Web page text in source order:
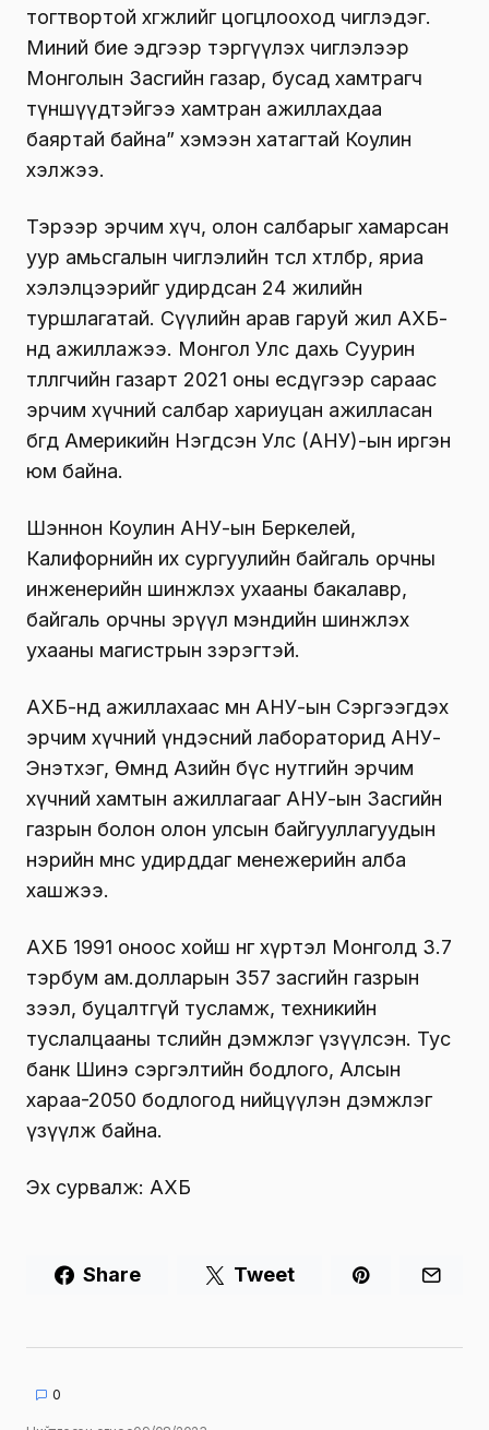
тогтвортой хөгжлийг цогцлооход чиглэдэг.
Миний бие эдгээр тэргүүлэх чиглэлээр
Монголын Засгийн газар, бусад хамтрагч
түншүүдтэйгээ хамтран ажиллахдаа
баяртай байна” хэмээн хатагтай Коулин
хэлжээ.
Тэрээр эрчим хүч, олон салбарыг хамарсан
уур амьсгалын чиглэлийн төсөл хөтөлбөр, яриа
хэлэлцээрийг удирдсан 24 жилийн
туршлагатай. Сүүлийн арав гаруй жил АХБ-
нд ажиллажээ. Монгол Улс дахь Суурин
төлөөлөгчийн газарт 2021 оны есдүгээр сараас
эрчим хүчний салбар хариуцан ажилласан
бөгөөд Америкийн Нэгдсэн Улс (АНУ)-ын иргэн
юм байна.
Шэннон Коулин АНУ-ын Беркелей,
Калифорнийн их сургуулийн байгаль орчны
инженерийн шинжлэх ухааны бакалавр,
байгаль орчны эрүүл мэндийн шинжлэх
ухааны магистрын зэрэгтэй.
АХБ-нд ажиллахаас өмнө АНУ-ын Сэргээгдэх
эрчим хүчний үндэсний лабораторид АНУ-
Энэтхэг, Өмнөд Азийн бүс нутгийн эрчим
хүчний хамтын ажиллагааг АНУ-ын Засгийн
газрын болон олон улсын байгууллагуудын
нэрийн өмнөөс удирддаг менежерийн алба
хашжээ.
АХБ 1991 оноос хойш өнөөг хүртэл Монголд 3.7
тэрбум ам.долларын 357 засгийн газрын
зээл, буцалтгүй тусламж, техникийн
туслалцааны төслийн дэмжлэг үзүүлсэн. Тус
банк Шинэ сэргэлтийн бодлого, Алсын
хараа-2050 бодлогод нийцүүлэн дэмжлэг
үзүүлж байна.
Эх сурвалж: АХБ
Share Tweet
0